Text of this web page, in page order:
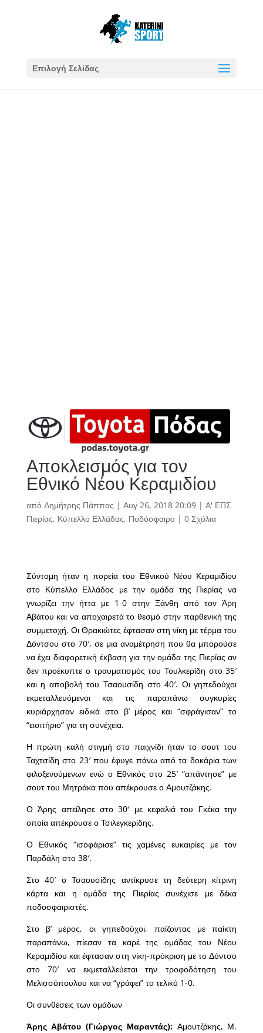
Επιλογή Σελίδας
Αποκλεισμός για τον
Εθνικό Νέου Κεραμιδίου
από Δημήτρης Πάππας | Αυγ 26, 2018 20:09| Α' ΕΠΣ
Πιερίας, Κύπελλο Ελλάδας, Ποδόσφαιρο| 0 Σχόλια
Σύντομη ήταν η πορεία του Εθνικού Νέου Κεραμιδίου
στο Κύπελλο Ελλάδος με την ομάδα της Πιερίας να
γνωρίζει την ήττα με 1-0 στην Ξάνθη από τον Άρη
Αβάτου και να αποχαιρετά το θεσμό στην παρθενική της
συμμετοχή. Οι Θρακιώτες έφτασαν στη νίκη με τέρμα του
Δόντσου στο 70′, σε μια αναμέτρηση που θα μπορούσε
να έχει διαφορετική έκβαση για την ομάδα της Πιερίας αν
δεν προέκυπτε ο τραυματισμός του Τουλκερίδη στο 35′
και η αποβολή του Τσαουσίδη στο 40′. Οι γηπεδούχοι
εκμεταλλευόμενοι και τις παραπάνω συγκυρίες
κυριάρχησαν ειδικά στο β’ μέρος και “σφράγισαν” το
“εισιτήριο” για τη συνέχεια.
Η πρώτη καλή στιγμή στο παιχνίδι ήταν το σουτ του
Ταχτσίδη στο 23′ που έφυγε πάνω από τα δοκάρια των
φιλοξενούμενων ενώ ο Εθνικός στο 25′ “απάντησε” με
σουτ του Μητράκα που απέκρουσε ο Αμουτζάκης.
Ο Άρης απείλησε στο 30′ με κεφαλιά του Γκέκα την
οποία απέκρουσε ο Τσιλεγκερίδης.
Ο Εθνικός “ισοφάρισε” τις χαμένες ευκαιρίες με τον
Παρδάλη στο 38′.
Στο 40′ ο Τσαουσίδης αντίκρυσε τη δεύτερη κίτρινη
κάρτα και η ομάδα της Πιερίας συνέχισε με δέκα
ποδοσφαιριστές.
Στο β’ μέρος, οι γηπεδούχοι, παίζοντας με παίκτη
παραπάνω, πίεσαν τα καρέ της ομάδας του Νέου
Κεραμιδίου και έφτασαν στη νίκη-πρόκριση με το Δόντσο
στο 70′ να εκμεταλλεύεται την τροφοδότηση του
Μελισσόπουλου και να “γράφει” το τελικό 1-0.
Οι συνθέσεις των ομάδων
Άρης Αβάτου (Γιώργος Μαραντάς):Αμουτζάκης, Μ.